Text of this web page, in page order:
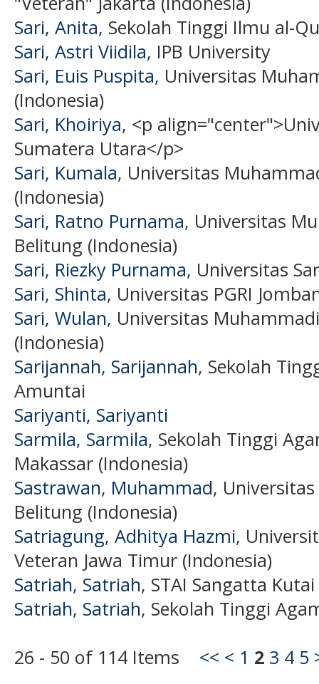
Sari, Anita, Sekolah Tinggi Ilmu al-
Sari, Astri Viidila, IPB University
Sari, Euis Puspita, Universitas
(Indonesia)
Sari, Khoiriya, <p
Sumatera Utara</p>
Sari, Kumala, Universitas
(Indonesia)
Sari, Ratno Purnama, Universitas
Belitung (Indonesia)
Sari, Riezky Purnama, Universitas
Sari, Shinta, Universitas PGRI
Sari, Wulan, Universitas
(Indonesia)
Sarijannah, Sarijannah, Sekolah
Amuntai
Sariyanti, Sariyanti
Sarmila, Sarmila, Sekolah Tinggi
Makassar (Indonesia)
Sastrawan, Muhammad,
Belitung (Indonesia)
Satriagung, Adhitya Hazmi,
Veteran Jawa Timur (Indonesia)
Satriah, Satriah, STAI Sangatta
Satriah, Satriah, Sekolah Tinggi
26 - 50 of 114 Items << < 1 2 3 4 5